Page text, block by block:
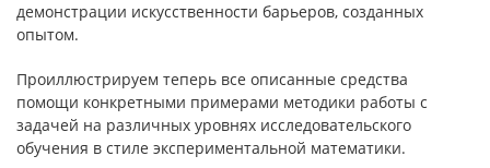
демонстрации искусственности барьеров, созданных
опытом.
Проиллюстрируем теперь все описанные средства
помощи конкретными примерами методики работы с
задачей на различных уровнях исследовательского
обучения в стиле экспериментальной математики.